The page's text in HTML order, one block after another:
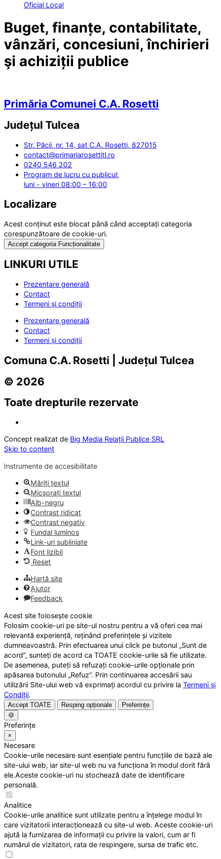
Oficial Local
Buget, finanțe, contabilitate,
vânzări, concesiuni, închirieri
şi achiziții publice
Primăria Comunei C.A. Rosetti
Județul Tulcea
Str. Păcii, nr. 14, sat C.A. Rosetti, 827015
contact@primariarosettitl.ro
0240 546 202
Program de lucru cu publicul:
luni - vineri 08:00 – 16:00
Localizare
Acest conținut este blocat până când acceptați categoria
corespunzătoare de cookie-uri.
Accept categoria Funcționalitate
LINKURI UTILE
Prezentare generală
Contact
Termeni și condiții
Prezentare generală
Contact
Termeni și condiții
Comuna C.A. Rosetti | Județul Tulcea
© 2026
Toate drepturile rezervate
Concept realizat de Big Media Relații Publice SRL
Skip to content
Instrumente de accesibilitate
Măriți textul
Micșorați textul
Alb-negru
Contrast ridicat
Contrast negativ
Fundal luminos
Link-uri subliniate
Font lizibil
Reset
Hartă site
Ajutor
Feedback
Acest site folosește cookie
Folosim cookie-uri pe site-ul nostru pentru a vă oferi cea mai
relevantă experiență, reținând preferințele și vizitele
dumneavoastră. Prin efectuarea unui click pe butonul „Sunt de
acord”, sunteți de acord ca TOATE cookie-urile să fie utilizate.
De asemenea, puteți să refuzați cookie-urile opționale prin
apăsarea butonului „Refuz”. Prin continuarea accesării sau
utilizării Site-ului web vă exprimați acordul cu privire la Termeni și
Condiții.
Accept TOATE Resping opționale
Preferințe
🍪
Preferințe
×
Necesare
Cookie-urile necesare sunt esențiale pentru funcțiile de bază ale
site-ului web, iar site-ul web nu va funcționa în modul dorit fără
ele.Aceste cookie-uri nu stochează date de identificare
personală.
Analitice
Cookie-urile analitice sunt utilizate pentru a înțelege modul în
care vizitatorii interacționează cu site-ul web. Aceste cookie-uri
ajută la furnizarea de informații cu privire la valori, cum ar fi
numărul de vizitatori, rata de respingere, sursa de trafic etc.